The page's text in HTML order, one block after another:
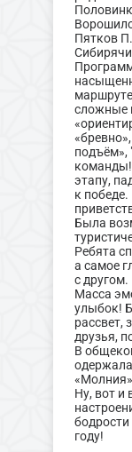
Пятков
сложные
подъём»,
команды!
этапу,
к
Была
Ребята
а самое
с другом.
Масса
улыбок!
рассвет,
друзья,
В
Ну, вот и
году!